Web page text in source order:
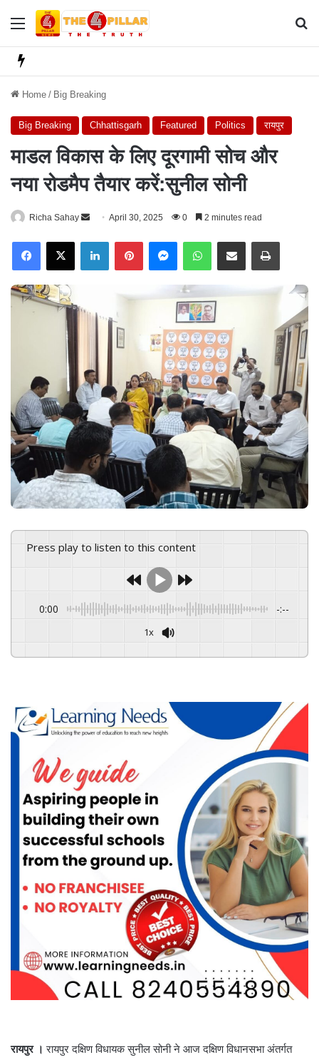
Menu
Home / Big Breaking
Big Breaking Chhattisgarh Featured Politics रायपुर
माडल विकास के लिए दूरगामी सोच और
नया रोडमैप तैयार करें:सुनील सोनी
Richa Sahay
n
d
i
l
April 30, 2025 0 2 minutes read
X
Press play to listen to this content
0:00 -:--
1x
रायपुर । रायपुर दक्षिण विधायक सुनील सोनी ने आज दक्षिण विधानसभा अंतर्गत